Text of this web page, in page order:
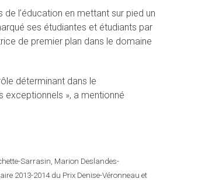
l’éducation en mettant sur pied un
ses étudiantes et étudiants par
de premier plan dans le domaine
déterminant dans le
exceptionnels », a mentionné
Sarrasin, Marion Deslandes-
2013-2014 du Prix Denise-Véronneau et